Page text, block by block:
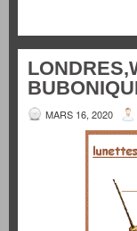
MARS 16, 2020